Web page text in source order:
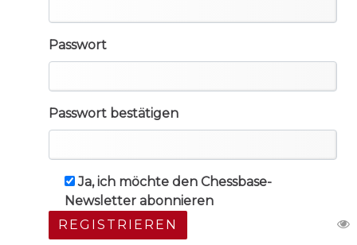
Passwort
Passwort bestätigen
Ja, ich möchte den Chessbase-
Newsletter abonnieren
REGISTRIEREN